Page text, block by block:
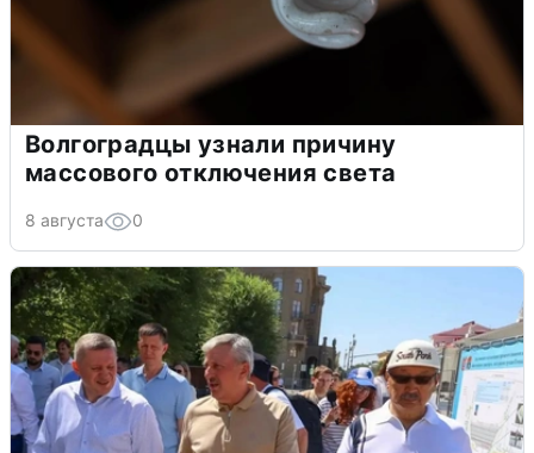
Волгоградцы узнали причину
массового отключения света
8 августа 0